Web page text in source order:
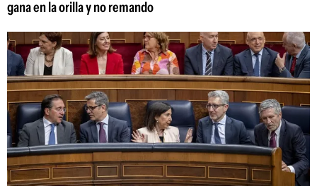
gana en la orilla y no remando